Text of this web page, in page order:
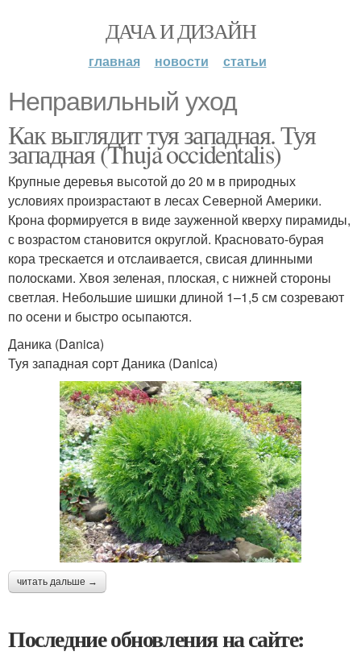
ДАЧА И ДИЗАЙН
главная новости статьи
Неправильный уход
Как выглядит туя западная. Туя
западная (Thuja occidentalis)
Крупные деревья высотой до 20 м в природных
условиях произрастают в лесах Северной Америки.
Крона формируется в виде зауженной кверху пирамиды,
с возрастом становится округлой. Красновато-бурая
кора трескается и отслаивается, свисая длинными
полосками. Хвоя зеленая, плоская, с нижней стороны
светлая. Небольшие шишки длиной 1–1,5 см созревают
по осени и быстро осыпаются.
Даника (Danica)
Туя западная сорт Даника (Danica)
читать дальше →
Последние обновления на сайте: